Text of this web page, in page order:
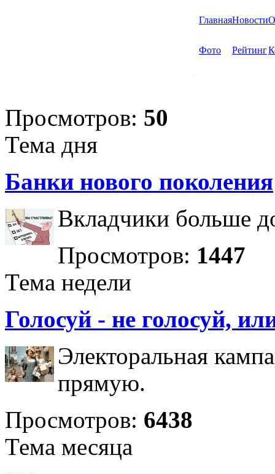
ГлавнаяНовости
Фото Рейтинг
Просмотров: 50
Тема дня
Банки нового поколения
Вкладчики больше
Просмотров: 1447
Тема недели
Голосуй - не голосуй,
Электоральная
прямую.
Просмотров: 6438
Тема месяца